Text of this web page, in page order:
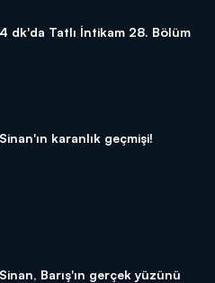
4 dk'da Tatlı İntikam 28. Bölüm
Sinan'ın karanlık geçmişi!
Sinan, Barış'ın gerçek yüzünü